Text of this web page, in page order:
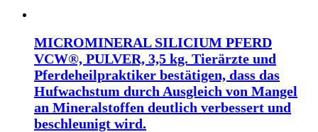
MICROMINERAL SILICIUM PFERD
VCW®, PULVER, 3,5 kg. Tierärzte und
Pferdeheilpraktiker bestätigen, dass das
Hufwachstum durch Ausgleich von Mangel
an Mineralstoffen deutlich verbessert und
beschleunigt wird.